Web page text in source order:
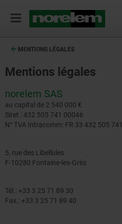
MENTIONS LÉGALES
Mentions légales
norelem SAS
au capital de 2 540 000 €
Siret : 432 505 741 00046
N° TVA Intracomm: FR 33 432 505 741
5, rue des Libellules
F-10280 Fontaine-les-Grès
Tél.: +33 3 25 71 89 30
Fax.: +33 3 25 71 89 40